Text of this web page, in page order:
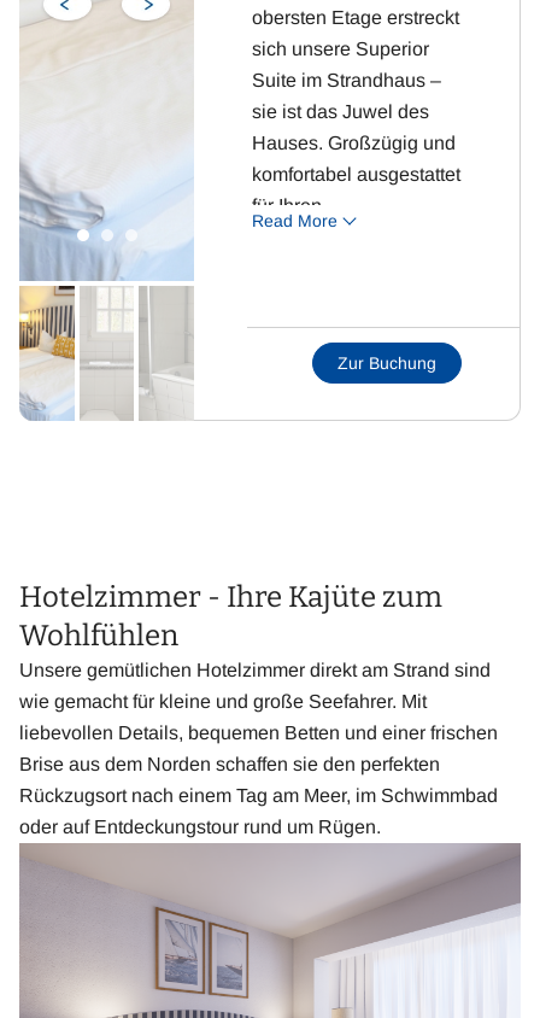
obersten Etage erstreckt
sich unsere Superior
Suite im Strandhaus –
sie ist das Juwel des
Hauses. Großzügig und
komfortabel ausgestattet
für Ihren
Highlight: Großer
Balkon in der obersten
Etage mit exklusivem
Ausblick.
Read More
Zur Buchung
Hotelzimmer - Ihre Kajüte zum
Wohlfühlen
Unsere gemütlichen Hotelzimmer direkt am Strand sind
wie gemacht für kleine und große Seefahrer. Mit
liebevollen Details, bequemen Betten und einer frischen
Brise aus dem Norden schaffen sie den perfekten
Rückzugsort nach einem Tag am Meer, im Schwimmbad
oder auf Entdeckungstour rund um Rügen.